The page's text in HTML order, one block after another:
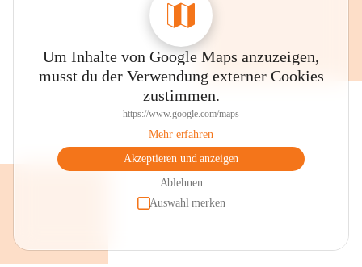
Um Inhalte von Google Maps anzuzeigen,
musst du der Verwendung externer Cookies
zustimmen.
https://www.google.com/maps
Mehr erfahren
Akzeptieren und anzeigen
Ablehnen
Auswahl merken